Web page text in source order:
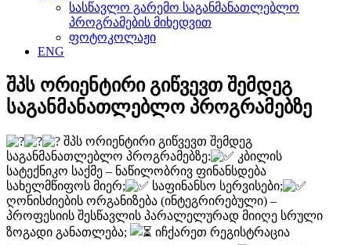
სასწავლო გარემო საგანმანათლებლო
პროგრამების მიხედვით
ფოტოკოლაჟი
ENG
შპს ორიენტირი გიწვევთ შემდეგ
საგანმანათლებლო პროგრამებზე
შპს ორიენტირი გიწვევთ შემდეგ
საგანმანათლებლო პროგრამებზე:
კბილის
სატექნიკო საქმე – ნაწილობრივ ფინანსდება
სახელმწიფოს მიერ;
საფინანსო სერვისები;
ღონისძიების ორგანიზება (ინტეგრირებული) –
პროფესიის შესწავლის პარალელურად მიიღე სრული
ზოგადი განათლება;
იჩქარეთ რეგისტრაცია